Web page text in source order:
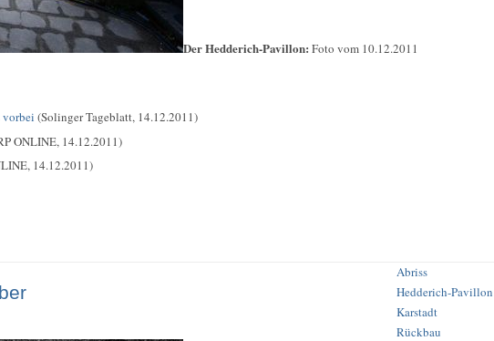
Der Hedderich-Pavillon: Foto vom 10.12.2011
(Solinger Tageblatt, 14.12.2011)
ONLINE, 14.12.2011)
14.12.2011)
Abriss
Hedderich-Pavillon
Karstadt
Rückbau